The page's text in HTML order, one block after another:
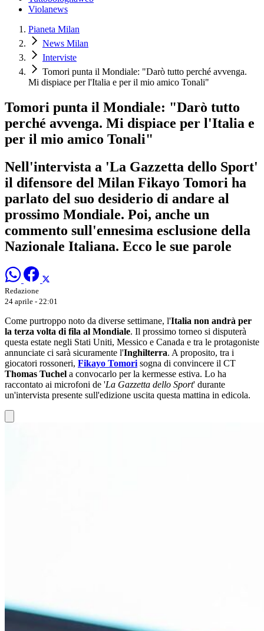
Violanews
Pianeta Milan
News Milan
Interviste
Tomori punta il Mondiale: "Darò tutto perché avvenga.
Mi dispiace per l'Italia e per il mio amico Tonali"
Tomori punta il Mondiale: "Darò tutto
perché avvenga. Mi dispiace per l'Italia e
per il mio amico Tonali"
Nell'intervista a 'La Gazzetta dello Sport'
il difensore del Milan Fikayo Tomori ha
parlato del suo desiderio di andare al
prossimo Mondiale. Poi, anche un
commento sull'ennesima esclusione della
Nazionale Italiana. Ecco le sue parole
Redazione
24 aprile - 22:01
Come purtroppo noto da diverse settimane, l'Italia non andrà per
la terza volta di fila al Mondiale. Il prossimo torneo si disputerà
questa estate negli Stati Uniti, Messico e Canada e tra le protagoniste
annunciate ci sarà sicuramente l'Inghilterra. A proposito, tra i
giocatori rossoneri, Fikayo Tomori sogna di convincere il CT
Thomas Tuchel a convocarlo per la kermesse estiva. Lo ha
raccontato ai microfoni de 'La Gazzetta dello Sport' durante
un'intervista presente sull'edizione uscita questa mattina in edicola.